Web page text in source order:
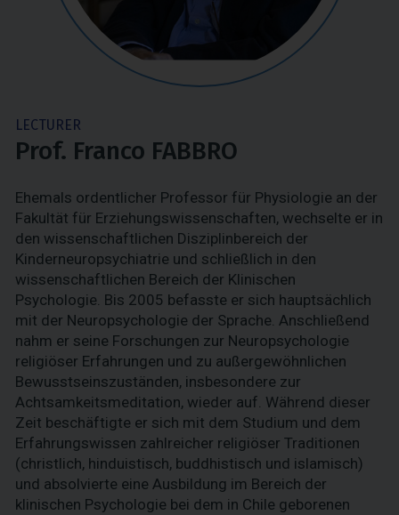
LECTURER
Prof. Franco FABBRO
Ehemals ordentlicher Professor für Physiologie an der
Fakultät für Erziehungswissenschaften, wechselte er in
den wissenschaftlichen Disziplinbereich der
Kinderneuropsychiatrie und schließlich in den
wissenschaftlichen Bereich der Klinischen
Psychologie. Bis 2005 befasste er sich hauptsächlich
mit der Neuropsychologie der Sprache. Anschließend
nahm er seine Forschungen zur Neuropsychologie
religiöser Erfahrungen und zu außergewöhnlichen
Bewusstseinszuständen, insbesondere zur
Achtsamkeitsmeditation, wieder auf. Während dieser
Zeit beschäftigte er sich mit dem Studium und dem
Erfahrungswissen zahlreicher religiöser Traditionen
(christlich, hinduistisch, buddhistisch und islamisch)
und absolvierte eine Ausbildung im Bereich der
klinischen Psychologie bei dem in Chile geborenen